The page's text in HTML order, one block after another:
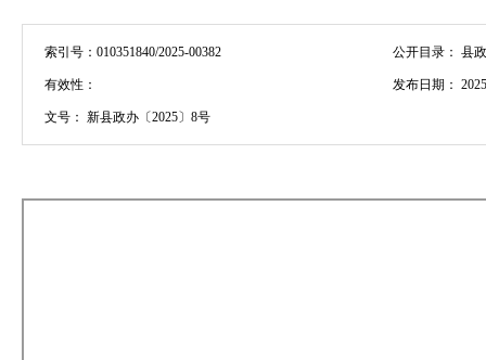
索引号： 010351840/2025-00382 公开目录： 县
有效性： 发布日期：
文号： 新县政办〔2025〕8号